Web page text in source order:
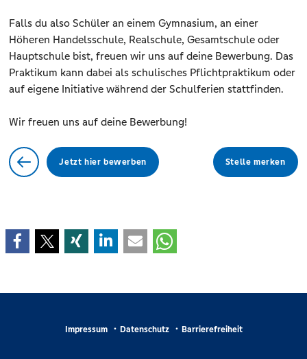
Falls du also Schüler an einem Gymnasium, an einer
Höheren Handelsschule, Realschule, Gesamtschule oder
Hauptschule bist, freuen wir uns auf deine Bewerbung. Das
Praktikum kann dabei als schulisches Pflichtpraktikum oder
auf eigene Initiative während der Schulferien stattfinden.
Wir freuen uns auf deine Bewerbung!
Jetzt hier bewerben Stelle merken
Impressum Datenschutz Barrierefreiheit